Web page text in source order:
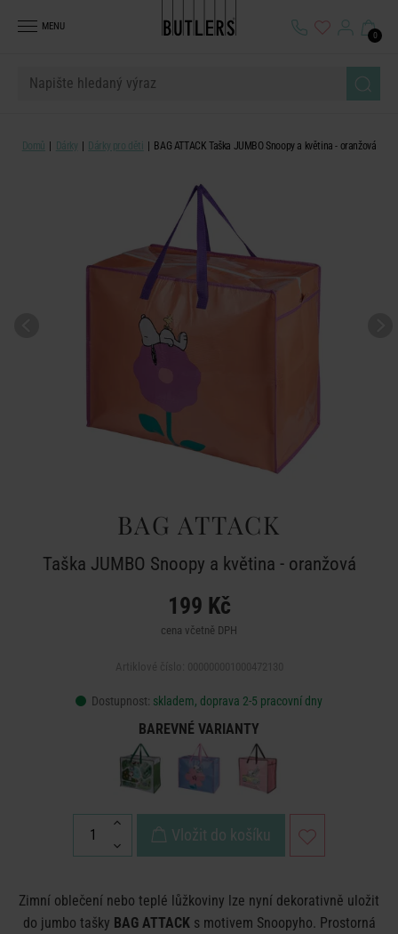
MENU
0
Domů Dárky Dárky pro děti BAG ATTACK Taška JUMBO Snoopy a květina - oranžová
BAG ATTACK
Taška JUMBO Snoopy a květina - oranžová
199 Kč
cena včetně DPH
Dostupnost: skladem, doprava 2-5 pracovní dny
BAREVNÉ VARIANTY
Vložit do košíku
Zimní oblečení nebo teplé lůžkoviny lze nyní dekorativně uložit
do jumbo tašky BAG ATTACK s motivem Snoopyho. Prostorná